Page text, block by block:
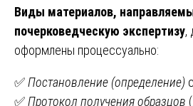
Виды материалов,
почерковедческую экспертизу,
оформлены процессуально:
✅Постановление (определение)
✅Протокол получения образцов